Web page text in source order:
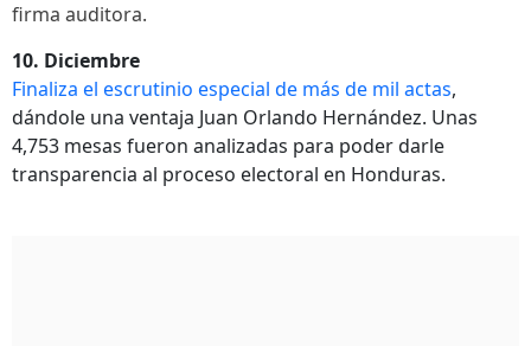
firma auditora.
10. Diciembre
Finaliza el escrutinio especial de más de mil actas,
dándole una ventaja Juan Orlando Hernández. Unas
4,753 mesas fueron analizadas para poder darle
transparencia al proceso electoral en Honduras.